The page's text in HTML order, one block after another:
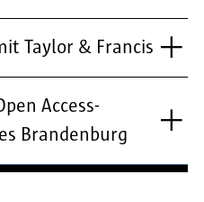
Taylor & Francis
Access-
Brandenburg